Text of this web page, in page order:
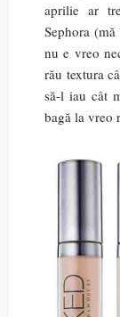
aprilie ar
Sephora
nu e vreo
rău textura
să-l iau cât
bagă la vreo